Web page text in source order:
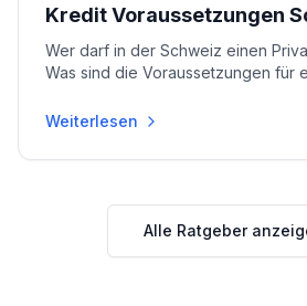
Kredit Voraussetzungen
Wer darf in der Schweiz einen
Was sind die Voraussetzungen für
Weiterlesen
Alle Ratgeber